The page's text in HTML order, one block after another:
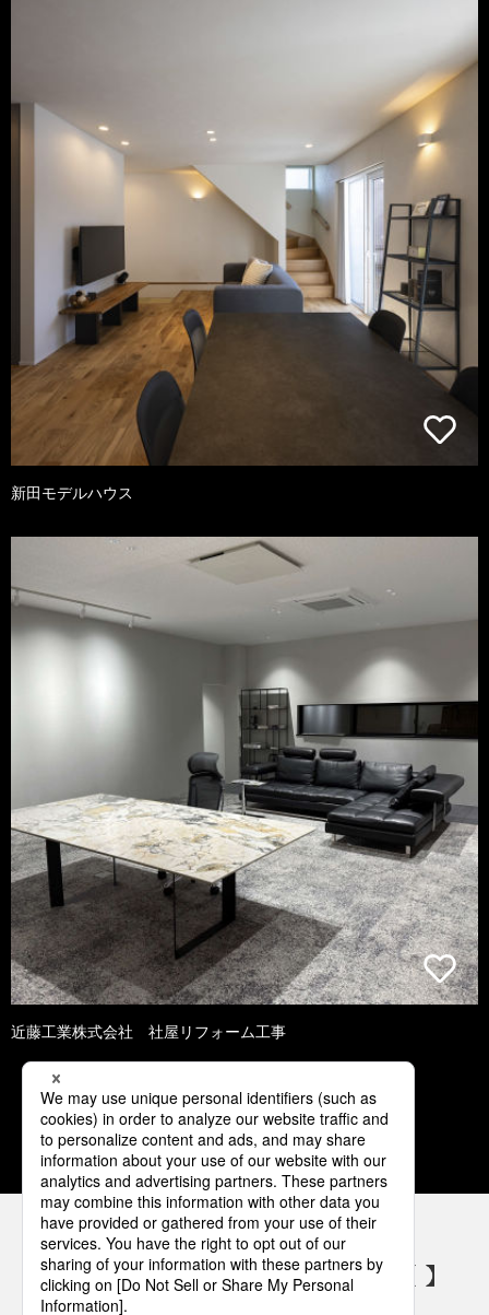
新田モデルハウス
近藤工業株式会社 社屋リフォーム工事
1 2 3 4 5
パナソニックの電気設備 SNSアカウント